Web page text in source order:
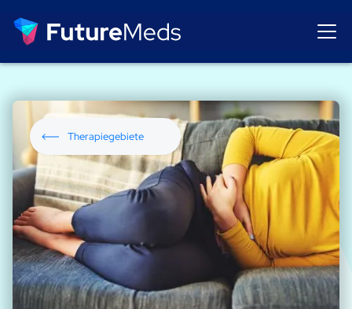
Therapiegebiete